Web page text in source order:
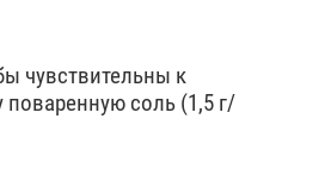
чувствительны к
соль (1,5 г/